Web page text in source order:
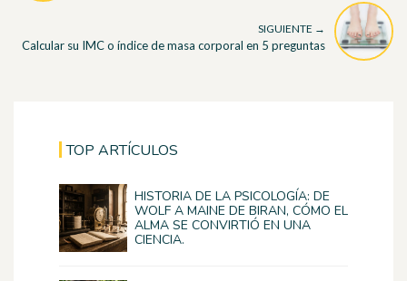
SIGUIENTE →
Calcular su IMC o índice de masa corporal en 5 preguntas
TOP ARTÍCULOS
HISTORIA DE LA PSICOLOGÍA: DE
WOLF A MAINE DE BIRAN, CÓMO EL
ALMA SE CONVIRTIÓ EN UNA
CIENCIA.